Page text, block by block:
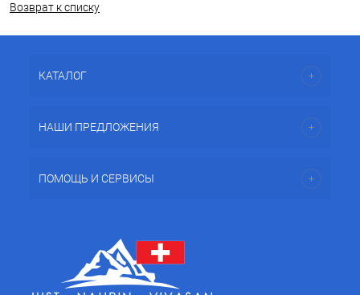
Возврат к списку
КАТАЛОГ
НАШИ ПРЕДЛОЖЕНИЯ
ПОМОЩЬ И СЕРВИСЫ